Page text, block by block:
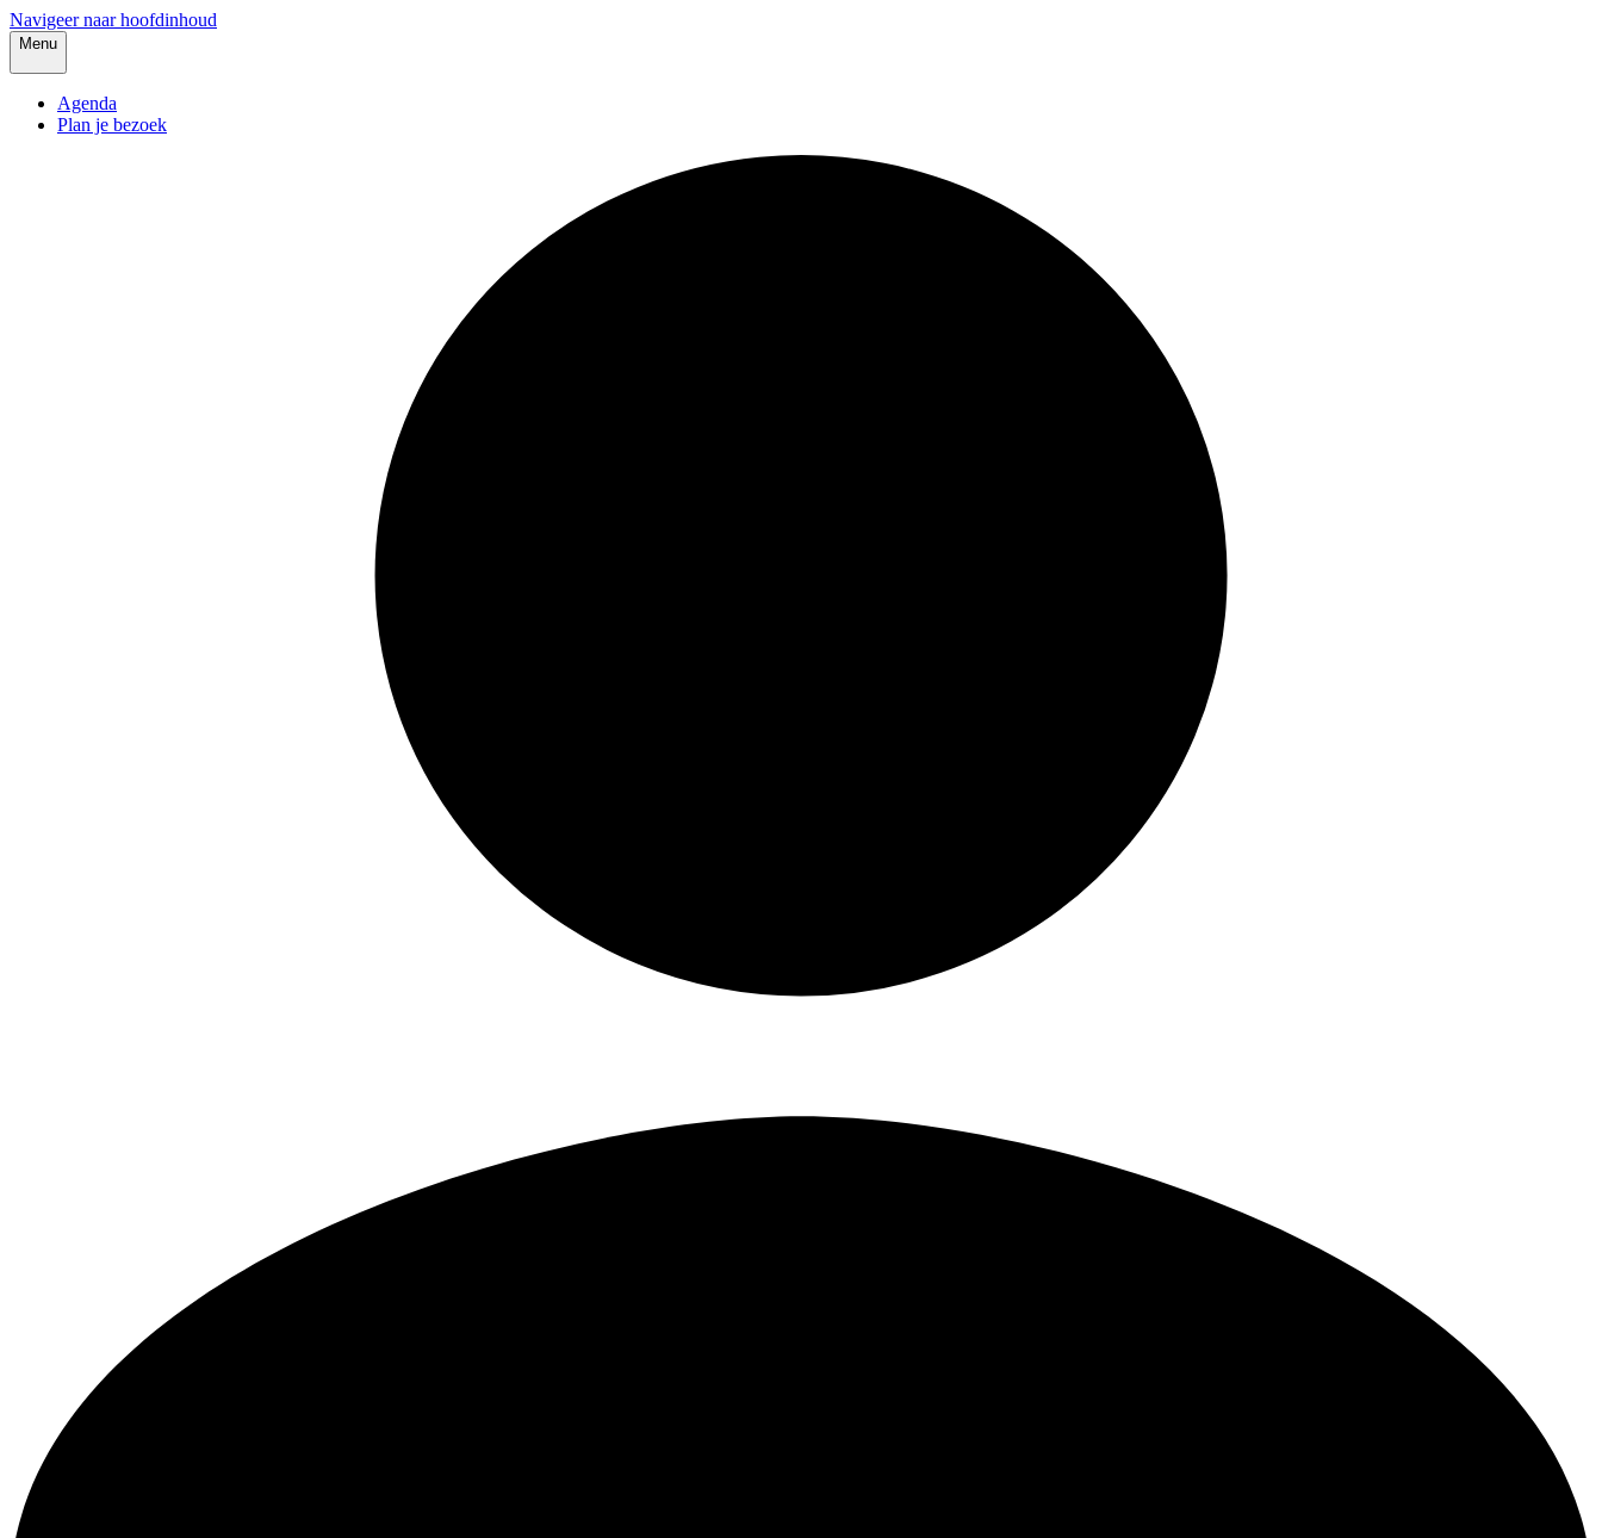
Navigeer naar hoofdinhoud
Menu
Agenda
Plan je bezoek